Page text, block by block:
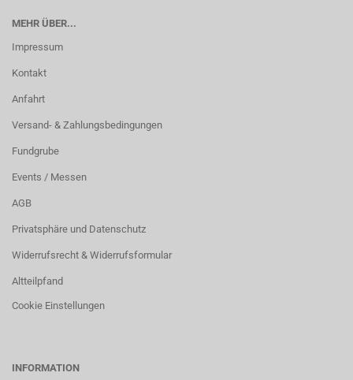
MEHR ÜBER...
Impressum
Kontakt
Anfahrt
Versand- & Zahlungsbedingungen
Fundgrube
Events / Messen
AGB
Privatsphäre und Datenschutz
Widerrufsrecht & Widerrufsformular
Altteilpfand
Cookie Einstellungen
INFORMATION